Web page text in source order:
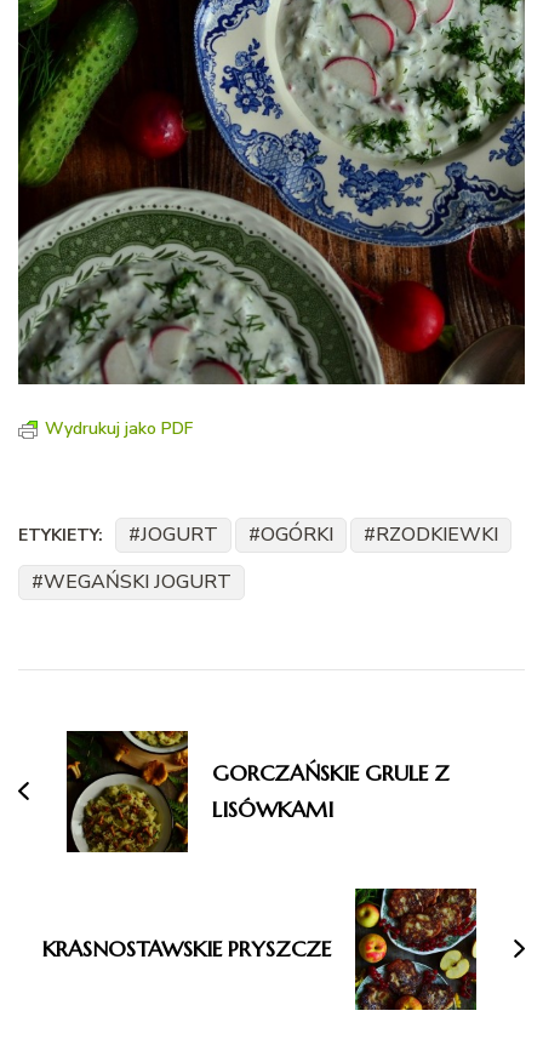
Wydrukuj jako PDF
ETYKIETY: JOGURT OGÓRKI
RZODKIEWKI
WEGAŃSKI JOGURT
wpisu
GORCZAŃSKIE GRULE Z
LISÓWKAMI
KRASNOSTAWSKIE PRYSZCZE